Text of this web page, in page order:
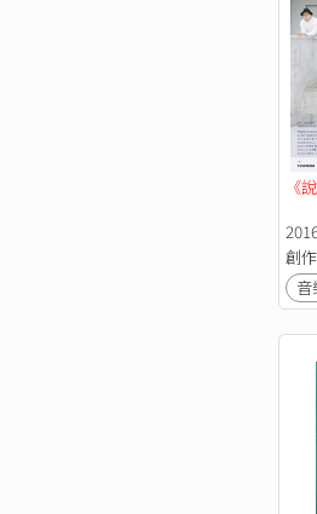
《
創
音